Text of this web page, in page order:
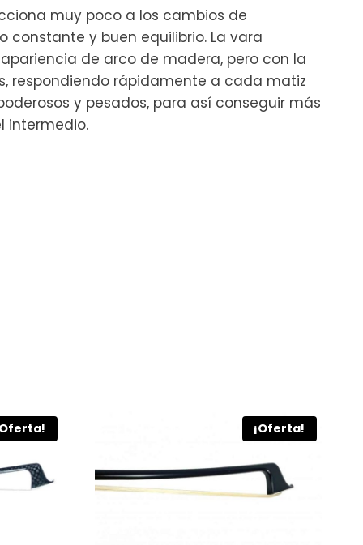
muy poco a los cambios de
y buen equilibrio. La vara
de arco de madera, pero con la
respondiendo rápidamente a cada matiz
y pesados, para así conseguir más
intermedio.
¡Oferta!